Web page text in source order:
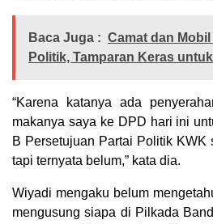
Baca Juga : Camat dan
Politik, Tamparan Keras
“Karena katanya ada
makanya saya ke DPD hari ini
B Persetujuan Partai Politik KWK
tapi ternyata belum,” kata dia.
Wiyadi mengaku belum
mengusung siapa di Pilkada